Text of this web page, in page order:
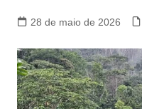
28 de maio de 2026